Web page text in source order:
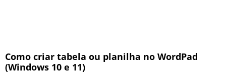
Como criar tabela ou planilha no WordPad
(Windows 10 e 11)